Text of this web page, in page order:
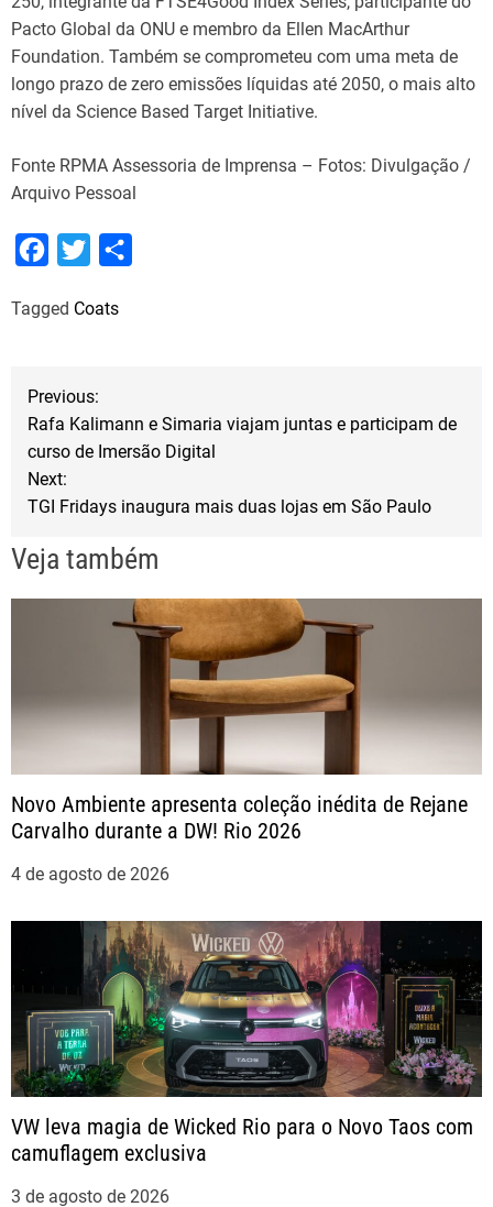
Pacto Global da ONU e membro da Ellen MacArthur
Foundation. Também se comprometeu com uma meta de
longo prazo de zero emissões líquidas até 2050, o mais alto
nível da Science Based Target Initiative.
Fonte RPMA Assessoria de Imprensa – Fotos: Divulgação /
Arquivo Pessoal
c
o
o
k
i
e
r
Tagged Coats
N
e
g
ç
o
d
e
P
s
t
Previous:
Rafa Kalimann e Simaria viajam juntas e participam de
curso de Imersão Digital
Next:
TGI Fridays inaugura mais duas lojas em São Paulo
Veja também
Novo Ambiente apresenta coleção inédita de Rejane
Carvalho durante a DW! Rio 2026
4 de agosto de 2026
VW leva magia de Wicked Rio para o Novo Taos com
camuflagem exclusiva
3 de agosto de 2026